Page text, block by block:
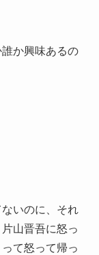
か興味あるの
いのに、それ
山晋吾に怒っ
て怒って帰っ